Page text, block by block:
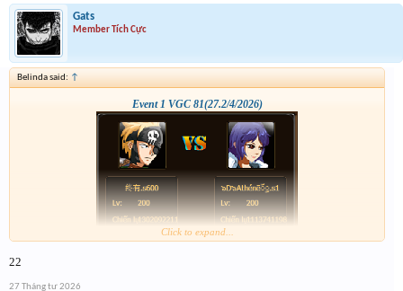
Gats
Member Tích Cực
Belinda said: ↑
Event 1 VGC 81(27.2/4/2026)
Click to expand...
22
27 Tháng tư 2026